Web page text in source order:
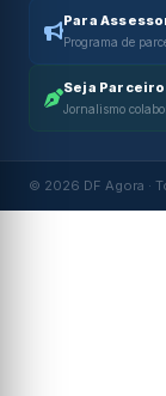
Para
Programa de
Seja
Jornalismo
© 2026 DF Agora ·